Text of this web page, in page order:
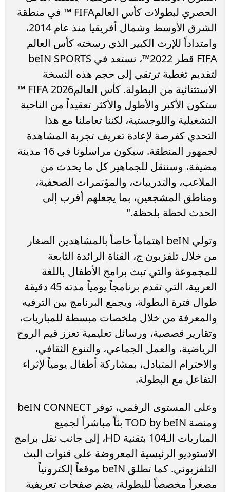
الحصري لبطولات كأس العالمFIFA ™️ في منطقة
الشرق الأوسط وشمال أفريقيا منذ عام 2014،
وامتداداً للإرث الكبير الذي رسخته كأس العالم
FIFA قطر 2022™️، نستعد في beIN SPORTS
لتقديم تغطية ترتقي إلى حجم هذه النسخة
الاستثنائية من البطولة. كأس العالمFIFA 2026 ™️
ستكون الأكبر والأطول والأكثر تعقيداً من الناحية
التشغيلية واللوجستية، لكننا تعاملنا مع هذا
التحدي كفرصة لإعادة تعريف تجربة المشاهدة
لجمهور المنطقة. سيكون مراسلونا في 16 مدينة
مضيفة، وسننقل للجماهير كل ما يحدث من
الملاعب، والتدريبات، والمؤتمرات الصحفية،
ومناطق المشجعين، بما يجعلهم أقرب إلى
الحدث لحظة بلحظة."
وتولي beIN اهتماماً خاصاً بالمشاهدين الصغار
من خلال تلفزيون ج، القناة الرائدة التابعة
للمجموعة والتي تبث برامج الأطفال باللغة
العربية، التي تقدم برنامجاً يومياً مدته 45 دقيقة
طوال فترة البطولة. ويجمع البرنامج بين الترفيه
والمعرفة من خلال ملخصات مبسطة للمباريات،
وتقارير قصصية، ورسائل تعليمية تعزز قيم الروح
الرياضية، والعمل الجماعي، والتنوع الثقافي،
والاحترام المتبادل، بمشاركة أطفال يومياً لإثراء
التفاعل مع البطولة.
وعلى المستوى الرقمي، توفر beIN CONNECT
ومنصة TOD by beIN بثاً مباشراً لجميع
المباريات الـ104 بتقنية HD، إلى جانب نقل برامج
الاستوديو الرئيسية المعروضة على قنوات البث
التلفزيوني. كما تطلق beIN موقعاً إلكترونياً
مصغراً مخصصاً للبطولة، يضم صفحات تعريفية